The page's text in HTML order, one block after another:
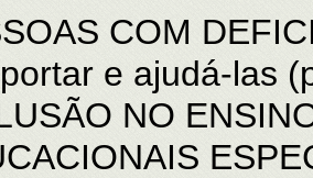
COM
e ajudá-las
NO